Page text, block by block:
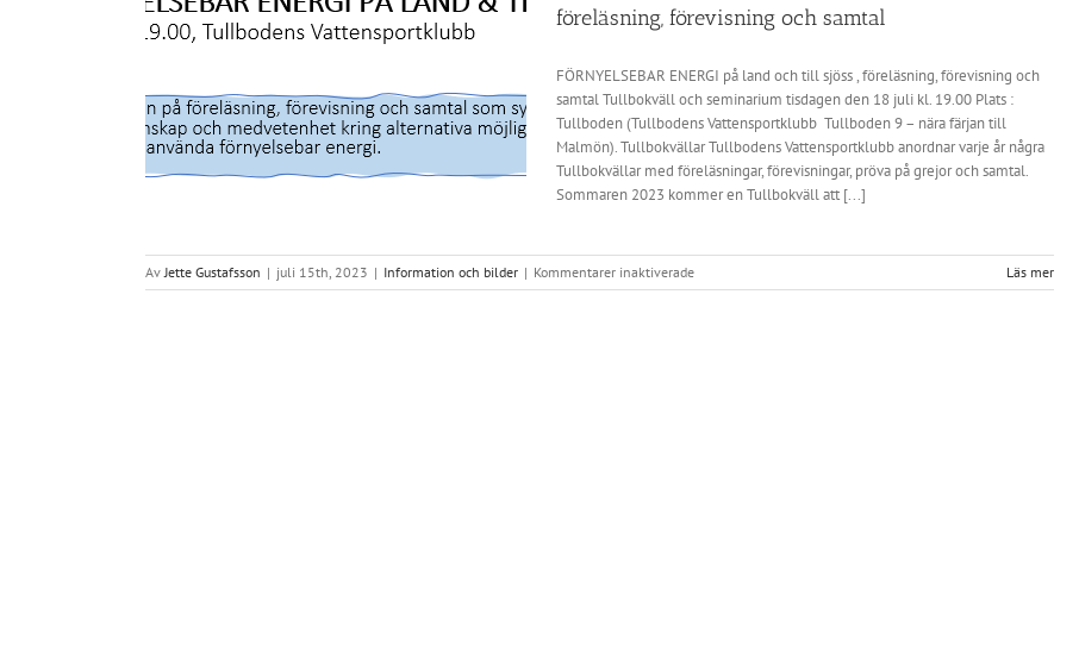
föreläsning, förevisning och samtal
FÖRNYELSEBAR ENERGI på land och till sjöss , föreläsning, förevisning och
samtal Tullbokväll och seminarium tisdagen den 18 juli kl. 19.00 Plats :
Tullboden (Tullbodens Vattensportklubb Tullboden 9 – nära färjan till
Malmön). Tullbokvällar Tullbodens Vattensportklubb anordnar varje år några
Tullbokvällar med föreläsningar, förevisningar, pröva på grejor och samtal.
Sommaren 2023 kommer en Tullbokväll att [...]
AvJette Gustafsson | juli 15th, 2023 | Information och bilder | Kommentarer inaktiveradeför
FÖRNYELSEBAR
Läs mer